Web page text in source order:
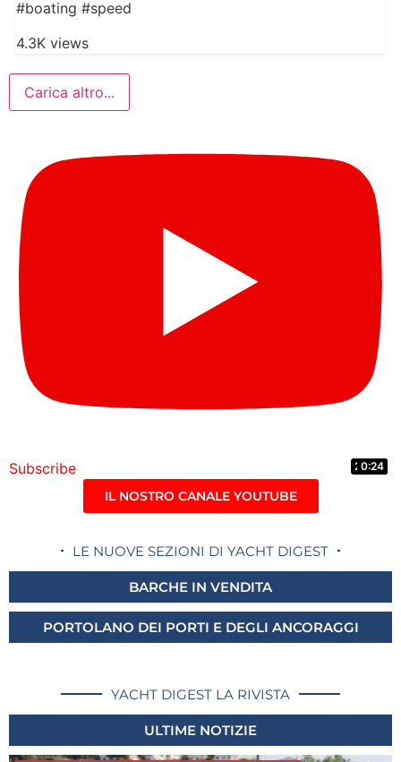
5:01
2:26
8:53
10:55
20:42
0:24
#boating #speed
4.3K views
Carica altro...
Subscribe
IL NOSTRO CANALE YOUTUBE
LE NUOVE SEZIONI DI YACHT DIGEST
BARCHE IN VENDITA
PORTOLANO DEI PORTI E DEGLI ANCORAGGI
YACHT DIGEST LA RIVISTA
ULTIME NOTIZIE